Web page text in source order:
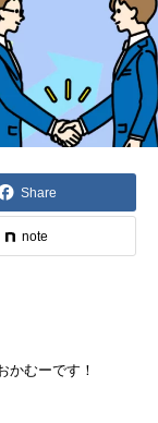
Share
note
かむーです！